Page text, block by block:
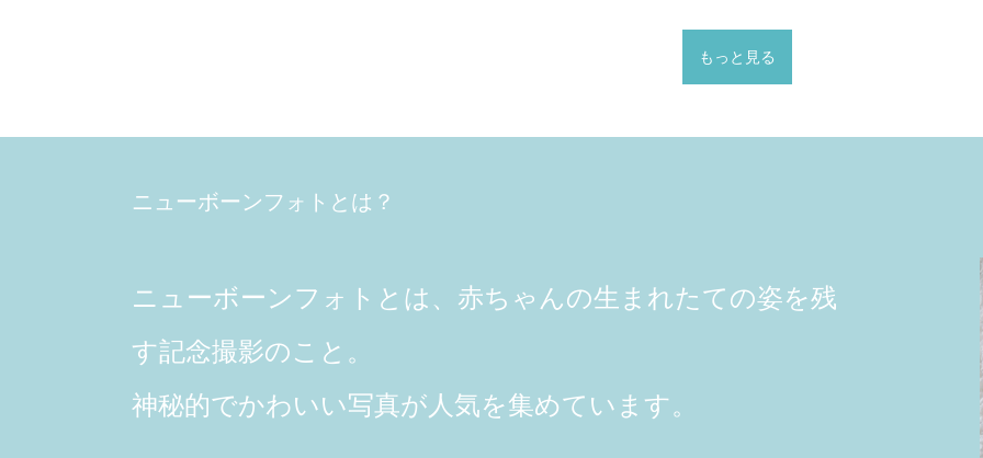
もっと見る
ニューボーンフォトとは？
ニューボーンフォトとは、赤ちゃんの生まれたての姿を残
す記念撮影のこと。
神秘的でかわいい写真が人気を集めています。